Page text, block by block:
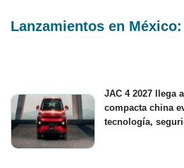
Lanzamientos en México:
JAC 4 2027 llega
compacta china
tecnología,